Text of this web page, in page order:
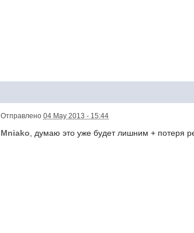
Отправлено 04 May 2013 - 15:44
Mniako , думаю это уже будет лишним + потеря